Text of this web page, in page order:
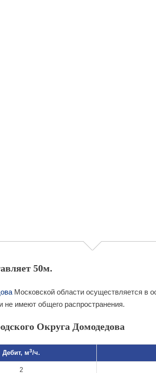
50м.
Московской области осуществляется в
имеют общего распространения.
Округа Домодедова
Дебит, м3/ч.
2